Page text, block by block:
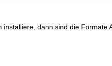
dann sind die Formate